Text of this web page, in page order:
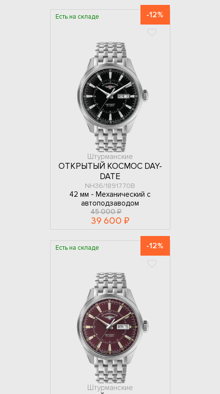
Есть на складе -12%
Штурманские
ОТКРЫТЫЙ КОСМОС DAY-
DATE
NH36/1891770B
42 мм - Механический с
автоподзаводом
45 000 ₽
39 600 ₽
Есть на складе -12%
Штурманские